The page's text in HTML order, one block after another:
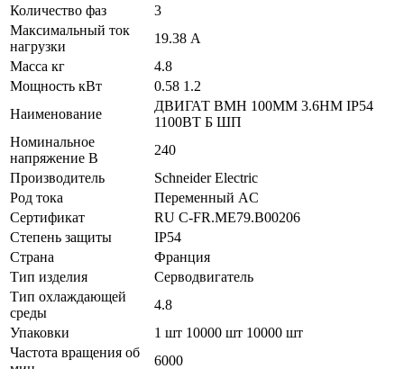
Количество фаз
3
Максимальный ток
нагрузки
19.38 А
Масса кг
4.8
Мощность кВт
0.58 1.2
Наименование
ДВИГАТ BMH 100MM 3.6НМ IP54
1100ВТ Б ШП
Номинальное
напряжение В
240
Производитель
Schneider Electric
Род тока
Переменный AC
Сертификат
RU C-FR.ME79.B00206
Степень защиты
IP54
Страна
Франция
Тип изделия
Серводвигатель
Тип охлаждающей
среды
4.8
Упаковки
1 шт 10000 шт 10000 шт
Частота вращения об
6000